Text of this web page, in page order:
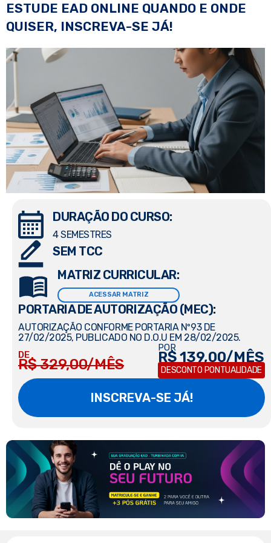
ESTUDE EAD ONLINE QUANDO E ONDE
QUISER, INSCREVA-SE JÁ!
DURAÇÃO DO CURSO:
4 SEMESTRES
SEM TCC
MATRIZ CURRICULAR:
ACESSAR MATRIZ
PORTARIA DE AUTORIZAÇÃO (MEC):
AUTORIZAÇÃO CONFORME PORTARIA Nº93 DE
27/02/2025, PUBLICADO NO D.O.U EM 28/02/2025.
DE
R$ 329,00/MÊS
POR
R$ 139,00/MÊS
DESCONTO PONTUALIDADE
INSCREVA-SE JÁ!